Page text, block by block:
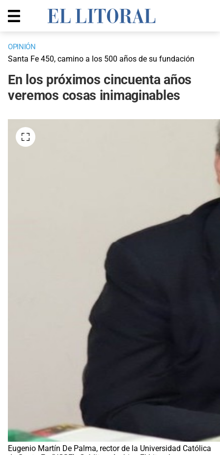
OPINIÓN
Santa Fe 450, camino a los 500 años de su fundación
En los próximos cincuenta años
veremos cosas inimaginables
Eugenio Martín De Palma, rector de la Universidad Católica